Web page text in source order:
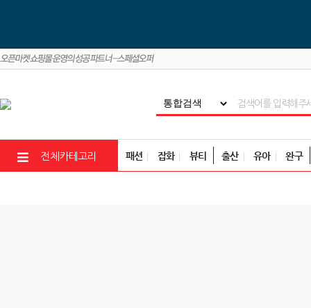
전체카테고리 패션 잡화 뷰티 출산 유아 완구